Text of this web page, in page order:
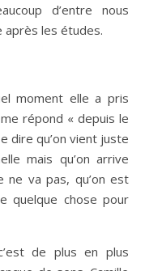
d’entre nous
après les études.
moment elle a pris
répond « depuis le
dire qu’on vient juste
mais qu’on arrive
ne va pas, qu’on est
quelque chose pour
de plus en plus